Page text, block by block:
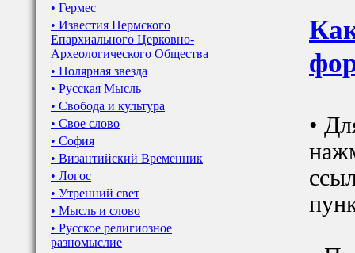
• Гермес
• Известия Пермского
Епархиального Церковно-
Археологического Общества
• Полярная звезда
• Русская Мысль
• Свобода и культура
• Свое слово
• София
• Византийский Временник
• Логос
• Утренний свет
• Мысль и слово
• Русское религиозное
разномыслие
•